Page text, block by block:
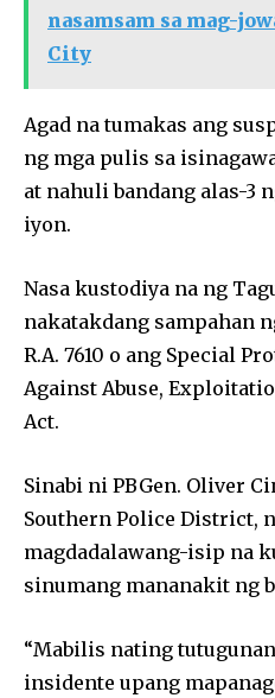
nasamsam sa mag-
City
Agad na tumakas ang
ng mga pulis sa
at nahuli bandang alas-3
iyon.
Nasa kustodiya na ng
nakatakdang sampahan
R.A. 7610 o ang Special
Against Abuse,
Act.
Sinabi ni PBGen. Oliver
Southern Police District,
magdadalawang-isip na
sinumang mananakit ng
“Mabilis nating
insidente upang